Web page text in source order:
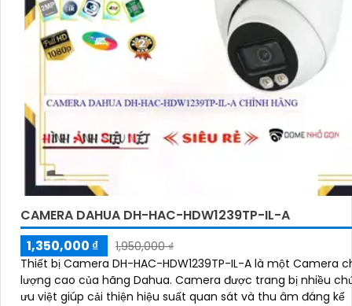
CAMERA DAHUA DH-HAC-HDW1239TP-IL-A
1,350,000 ₫
1,950,000 ₫
Thiết bị Camera DH-HAC-HDW1239TP-IL-A là một Camera
lượng cao của hãng Dahua. Camera được trang bị nhiều chức năng
ưu việt giúp cải thiện hiệu suất quan sát và thu âm đáng kể